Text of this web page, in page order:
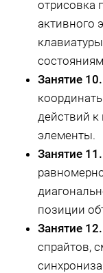
отрисовка
активного
Занятие 10.
действий
элементы.
Занятие 11.
позиции
Занятие 12.
спрайтов,